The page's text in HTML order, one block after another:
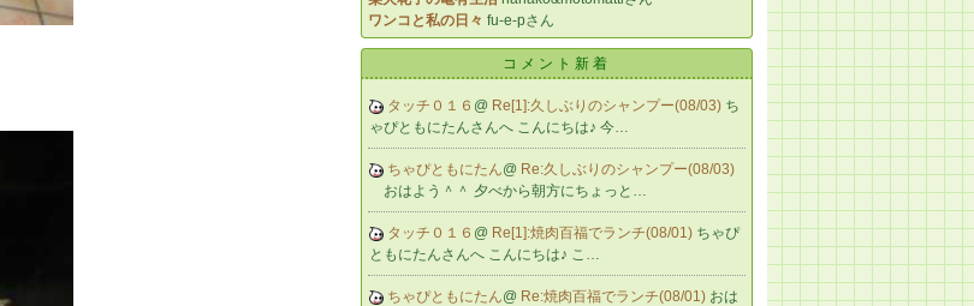
ワンコと私の日々 fu-e-pさん
コメント新着
タッチ０１６ @ Re[1]:久しぶりのシャンプー(08/03) ち
ゃぴともにたんさんへ こんにちは♪ 今…
ちゃぴともにたん@ Re:久しぶりのシャンプー(08/03)
おはよう＾＾ 夕べから朝方にちょっと…
タッチ０１６ @ Re[1]:焼肉百福でランチ(08/01) ちゃぴ
ともにたんさんへ こんにちは♪ こ…
ちゃぴともにたん@ Re:焼肉百福でランチ(08/01) おは